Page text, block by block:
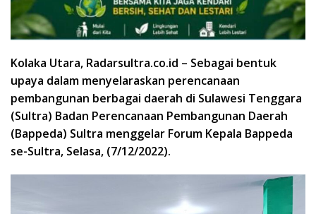
Kolaka Utara, Radarsultra.co.id – Sebagai bentuk
upaya dalam menyelaraskan perencanaan
pembangunan berbagai daerah di Sulawesi Tenggara
(Sultra) Badan Perencanaan Pembangunan Daerah
(Bappeda) Sultra menggelar Forum Kepala Bappeda
se-Sultra, Selasa, (7/12/2022).